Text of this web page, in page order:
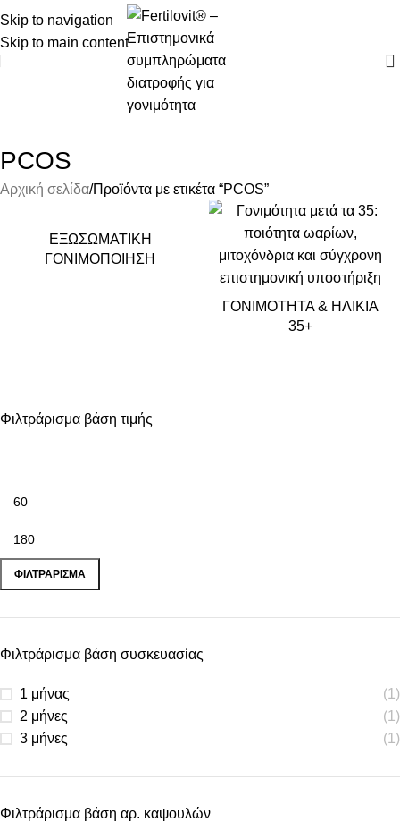
Skip to navigation
Skip to main content
PCOS
Αρχική σελίδα Προϊόντα με ετικέτα “PCOS”
ΕΞΩΣΩΜΑΤΙΚΉ
ΓΟΝΙΜΟΠΟΊΗΣΗ
ΓΟΝΙΜΌΤΗΤΑ & ΗΛΙΚΊΑ
35+
Φιλτράρισμα βάση τιμής
ΦΙΛΤΡΆΡΙΣΜΑ
Φιλτράρισμα βάση συσκευασίας
1 μήνας
(1)
2 μήνες
(1)
3 μήνες
(1)
Φιλτράρισμα βάση αρ. καψουλών